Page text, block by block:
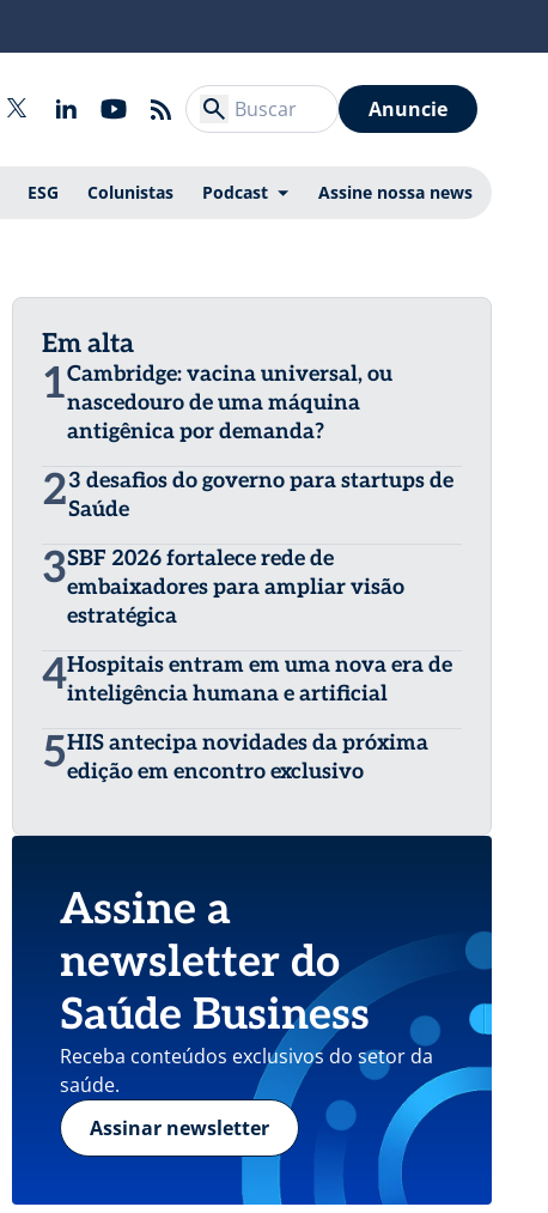
Anuncie
ESG Colunistas Podcast Assine nossa news
Em alta
1Cambridge: vacina universal, ou
nascedouro de uma máquina
antigênica por demanda?
23 desafios do governo para startups de
Saúde
3SBF 2026 fortalece rede de
embaixadores para ampliar visão
estratégica
4Hospitais entram em uma nova era de
inteligência humana e artificial
5HIS antecipa novidades da próxima
edição em encontro exclusivo
Assine a
newsletter do
Saúde Business
Receba conteúdos exclusivos do setor da
saúde.
Assinar newsletter